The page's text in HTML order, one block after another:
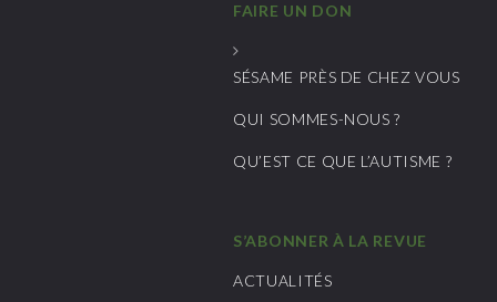
FAIRE UN DON
SÉSAME PRÈS DE CHEZ VOUS
QUI SOMMES-NOUS ?
QU’EST CE QUE L’AUTISME ?
S’ABONNER À LA REVUE
ACTUALITÉS